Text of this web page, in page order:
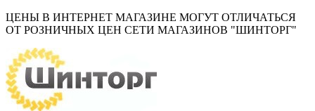
ЦЕНЫ В ИНТЕРНЕТ МАГАЗИНЕ МОГУТ ОТЛИЧАТЬСЯ
ОТ РОЗНИЧНЫХ ЦЕН СЕТИ МАГАЗИНОВ "ШИНТОРГ"